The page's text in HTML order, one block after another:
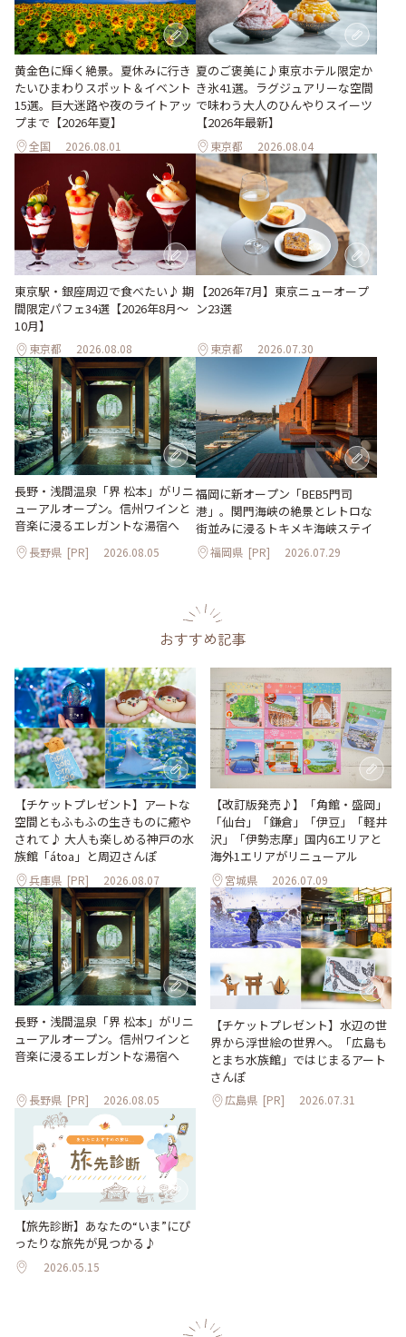
黄金色に輝く絶景。夏休みに行き
たいひまわりスポット＆イベント
15選。巨大迷路や夜のライトアッ
プまで【2026年夏】
全国 2026.08.01
夏のご褒美に♪東京ホテル限定か
き氷41選。ラグジュアリーな空間
で味わう大人のひんやりスイーツ
【2026年最新】
東京都 2026.08.04
東京駅・銀座周辺で食べたい♪ 期
間限定パフェ34選【2026年8月～
10月】
東京都 2026.08.08
【2026年7月】東京ニューオープ
ン23選
東京都 2026.07.30
長野・浅間温泉「界 松本」がリニ
ューアルオープン。信州ワインと
音楽に浸るエレガントな湯宿へ
長野県 [PR] 2026.08.05
福岡に新オープン「BEB5門司
港」。関門海峡の絶景とレトロな
街並みに浸るトキメキ海峡ステイ
福岡県 [PR] 2026.07.29
おすすめ記事
【チケットプレゼント】アートな
空間ともふもふの生きものに癒や
されて♪ 大人も楽しめる神戸の水
族館「átoa」と周辺さんぽ
兵庫県 [PR] 2026.08.07
【改訂版発売♪】「角館・盛岡」
「仙台」「鎌倉」「伊豆」「軽井
沢」「伊勢志摩」国内6エリアと
海外1エリアがリニューアル
宮城県 2026.07.09
長野・浅間温泉「界 松本」がリニ
ューアルオープン。信州ワインと
音楽に浸るエレガントな湯宿へ
長野県 [PR] 2026.08.05
【チケットプレゼント】水辺の世
界から浮世絵の世界へ。「広島も
とまち水族館」ではじまるアート
さんぽ
広島県 [PR] 2026.07.31
【旅先診断】あなたの“いま”にぴ
ったりな旅先が見つかる♪
2026.05.15